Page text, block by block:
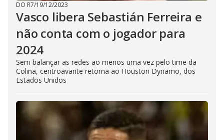
DO R7/19/12/2023
Vasco libera Sebastián Ferreira e
não conta com o jogador para
2024
Sem balançar as redes ao menos uma vez pelo time da
Colina, centroavante retorna ao Houston Dynamo, dos
Estados Unidos